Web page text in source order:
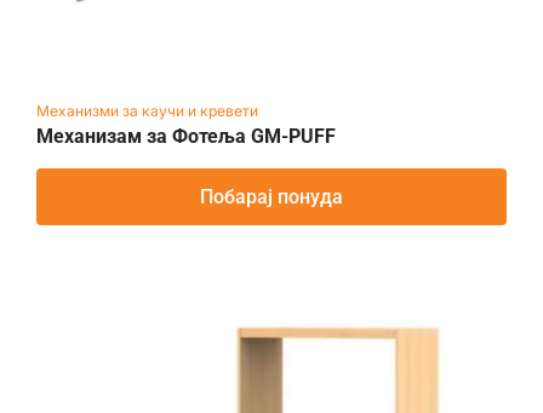
Механизми за каучи и кревети
Механизам за Фотеља GM-PUFF
Побарај понуда